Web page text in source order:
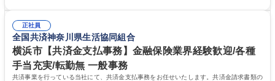
正社員
全国共済神奈川県生活協同組合
横浜市【共済金支払事務】金融保険業界経験歓迎/各種
手当充実/転勤無 一般事務
共済事業を行っている当社にて、共済金支払事務をお任せいたします。共済金請求書類の